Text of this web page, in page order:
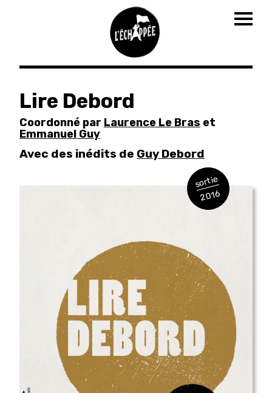
Aller
contenu
principal
Lire Debord
Coordonné par Laurence Le Bras et
Emmanuel Guy
Avec des inédits de Guy Debord
sortie
2016